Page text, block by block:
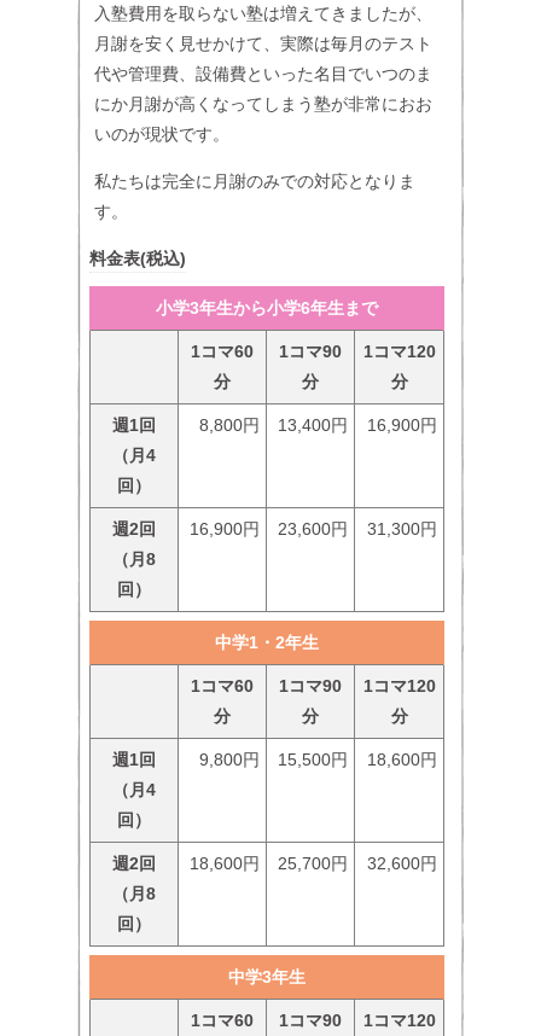
入塾費用を取らない塾は増えてきましたが、
月謝を安く見せかけて、実際は毎月のテスト
代や管理費、設備費といった名目でいつのま
にか月謝が高くなってしまう塾が非常におお
いのが現状です。
私たちは完全に月謝のみでの対応となりま
す。
料金表(税込)
小学3年生から小学6年生まで
1コマ60
分
1コマ90
分
1コマ120
分
週1回
（月4
回）
8,800円 13,400円 16,900円
週2回
（月8
回）
16,900円 23,600円 31,300円
中学1・2年生
1コマ60
分
1コマ90
分
1コマ120
分
週1回
（月4
回）
9,800円 15,500円 18,600円
週2回
（月8
回）
18,600円 25,700円 32,600円
中学3年生
1コマ60
1コマ90
1コマ120